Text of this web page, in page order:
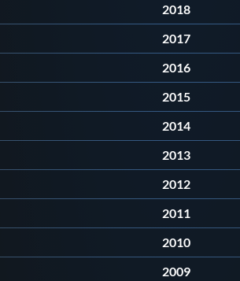
Intranet
Mappa del sito
2018
2017
2016
2015
2014
2013
2012
2011
2010
2009